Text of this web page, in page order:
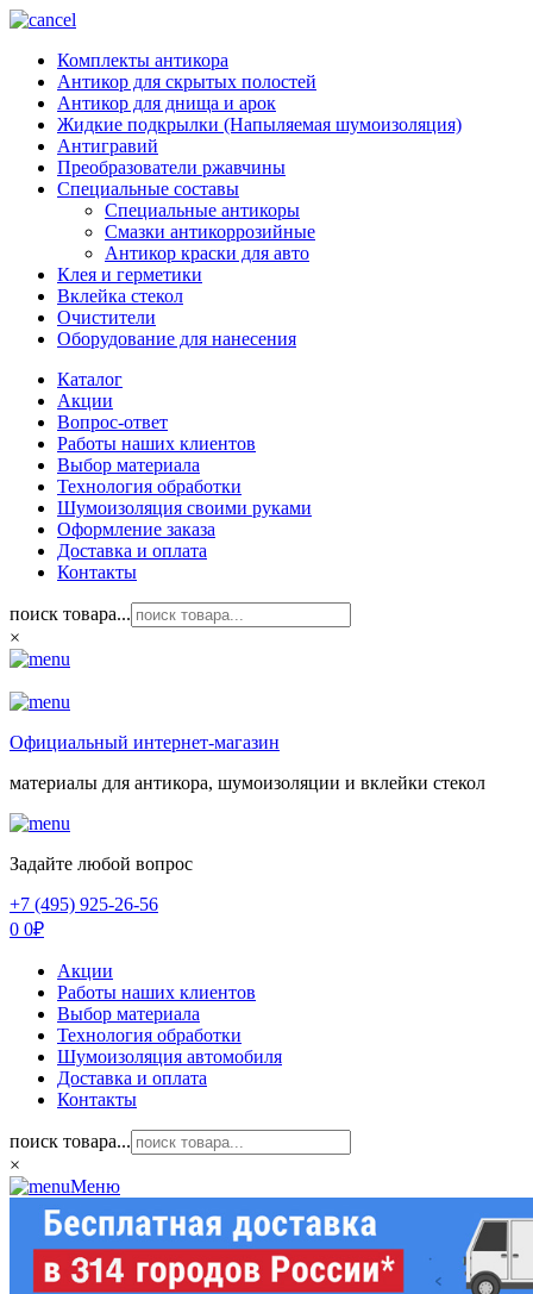
Комплекты антикора
Антикор для скрытых полостей
Антикор для днища и арок
Жидкие подкрылки (Напыляемая шумоизоляция)
Антигравий
Преобразователи ржавчины
Специальные составы
Специальные антикоры
Смазки антикоррозийные
Антикор краски для авто
Клея и герметики
Вклейка стекол
Очистители
Оборудование для нанесения
Каталог
Акции
Вопрос-ответ
Работы наших клиентов
Выбор материала
Технология обработки
Шумоизоляция своими руками
Оформление заказа
Доставка и оплата
Контакты
поиск товара...
×
Официальный интернет-магазин
материалы для антикора, шумоизоляции и вклейки стекол
Задайте любой вопрос
+7 (495) 925-26-56
0 0₽
Акции
Работы наших клиентов
Выбор материала
Технология обработки
Шумоизоляция автомобиля
Доставка и оплата
Контакты
поиск товара...
×
Меню